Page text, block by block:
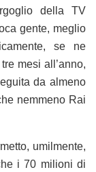
della TV
gente, meglio
se ne
mesi all’anno,
da almeno
nemmeno Rai
umilmente,
i 70 milioni di